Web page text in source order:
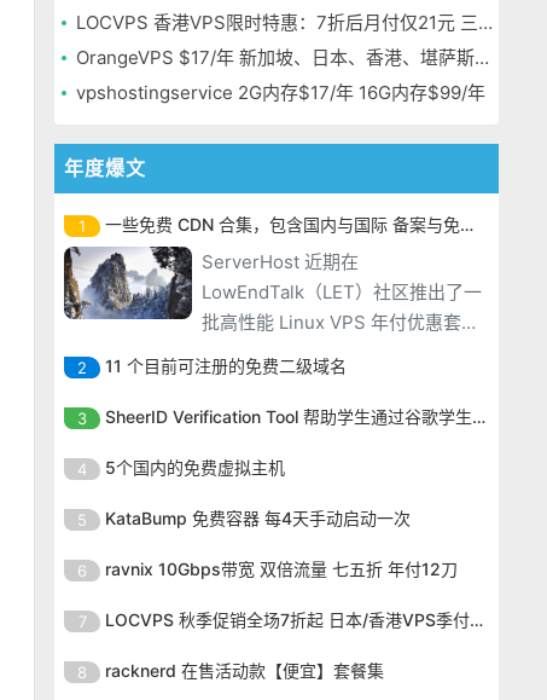
LOCVPS 香港VPS限时特惠：7折后月付仅21元 三网优化BGP线路 可选原生IP
OrangeVPS $17/年 新加坡、日本、香港、堪萨斯机房
vpshostingservice 2G内存$17/年 16G内存$99/年
年度爆文
1 一些免费 CDN 合集，包含国内与国际 备案与免备案
ServerHost 近期在
LowEndTalk（LET）社区推出了一
批高性能 Linux VPS 年付优惠套
餐，使用优惠码后 2GB 内存配置低
至 $16.99/年，16GB 大内存套餐也
仅需 $99.99/年，性价比非常突
KVM 虚拟化架构，搭配
2 11 个目前可注册的免费二级域名
ServerHost 近期在
LowEndTalk（LET）社区推出了一
批高性能 Linux VPS 年付优惠套
至 $16.99/年，16GB 大内存套餐也
出。ServerHost 的 VPS 全部采用
KVM 虚拟化架构，搭配
3 SheerID Verification Tool 帮助学生通过谷歌学生计划免费获得 Gemini Advanced
ServerHost 近期在
LowEndTalk（LET）社区推出了一
批高性能 Linux VPS 年付优惠套
至 $16.99/年，16GB 大内存套餐也
出。ServerHost 的 VPS 全部采用
KVM 虚拟化架构，搭配
4 5个国内的免费虚拟主机
ServerHost 近期在
LowEndTalk（LET）社区推出了一
批高性能 Linux VPS 年付优惠套
至 $16.99/年，16GB 大内存套餐也
出。ServerHost 的 VPS 全部采用
5 KataBump 免费容器 每4天手动启动一次
ServerHost 近期在
LowEndTalk（LET）社区推出了一
批高性能 Linux VPS 年付优惠套
至 $16.99/年，16GB 大内存套餐也
6 ravnix 10Gbps带宽 双倍流量 七五折 年付12刀
ServerHost 近期在
LowEndTalk（LET）社区推出了一
批高性能 Linux VPS 年付优惠套
7 LOCVPS 秋季促销全场7折起 日本/香港VPS季付63元
ServerHost 近期在
LowEndTalk（LET）社区推出了一
8 racknerd 在售活动款【便宜】套餐集